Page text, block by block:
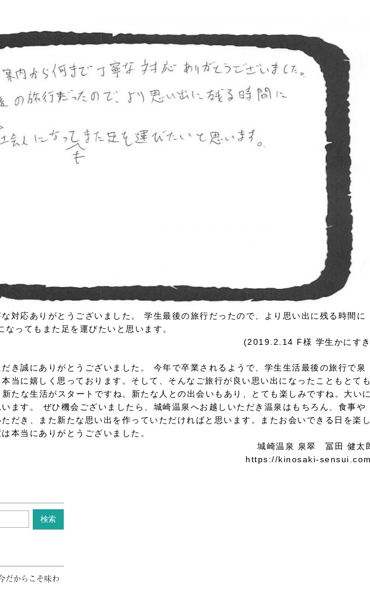
対応ありがとうございました。
学生最後の旅行だったので、より思い出に残る時間に
なってもまた足を運びたいと思います。
(2019.2.14 F様 学生かにすき
き誠にありがとうございました。
今年で卒業されるようで、学生生活最後の旅行で泉
当に嬉しく思っております。そして、そんなご旅行が良い思い出になったこともとても
たな生活がスタートですね。新たな人との出会いもあり、とても楽しみですね。大いに
ます。
ぜひ機会ございましたら、城崎温泉へお越しいただき温泉はもちろん、食事や
だき、また新たな思い出を作っていただければと思います。またお会いできる日を楽し
本当にありがとうございました。
城崎温泉 泉翠 冨田 健太
https://kinosaki-
だからこそ味わ